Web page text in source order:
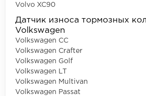
Volvo XC90
Датчик износа тормозных
Volkswagen
Volkswagen CC
Volkswagen Crafter
Volkswagen Golf
Volkswagen LT
Volkswagen Multivan
Volkswagen Passat